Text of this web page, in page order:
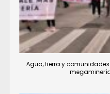
Agua, tierra y